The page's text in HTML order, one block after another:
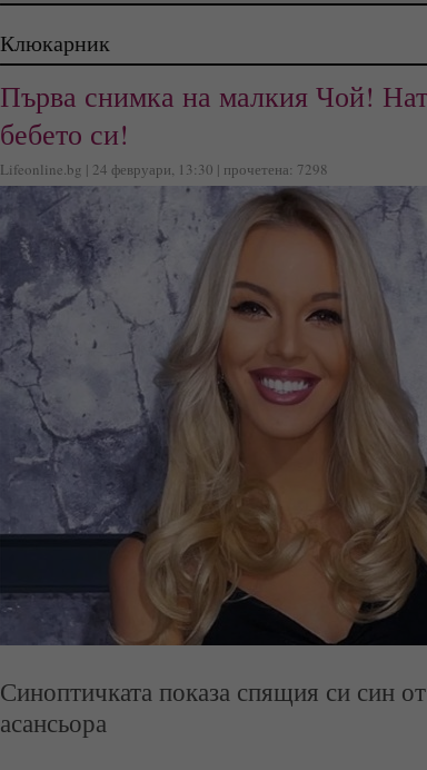
Клюкарник
Първа снимка на малкия Чой!
бебето си!
Lifeonline.bg | 24 февруари, 13:30 | прочетена: 7298
Синоптичката показа спящия си син
асансьора